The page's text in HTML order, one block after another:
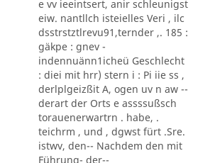
e vv ieeintsert, anir schleunigst
eiw. nantllch isteielles Veri , ilc
dsstrstztlrevu91,ternder ,. 185 :
gäkpe : gnev -
indennuänn1icheü Geschlecht
: diei mit hrr) stern i : Pi iie ss ,
derlplgeizßit A, ogen uv n aw --
derart der Orts e assssußsch
torauenerwartrn . habe, .
teichrm , und , dgwst fürt .Sre.
istwv, den-- Nachdem den mit
Führung- der--